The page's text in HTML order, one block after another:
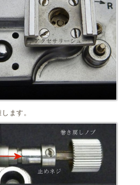
ます。